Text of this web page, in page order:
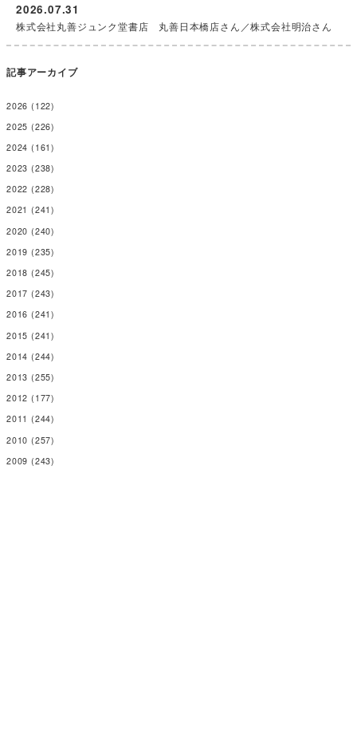
株式会社丸善ジュンク堂書店 丸善日本橋店さん／株式会社明治さん
2026.07.31
記事アーカイブ
2026 (122)
2025 (226)
2024 (161)
2023 (238)
2022 (228)
2021 (241)
2020 (240)
2019 (235)
2018 (245)
2017 (243)
2016 (241)
2015 (241)
2014 (244)
2013 (255)
2012 (177)
2011 (244)
2010 (257)
2009 (243)